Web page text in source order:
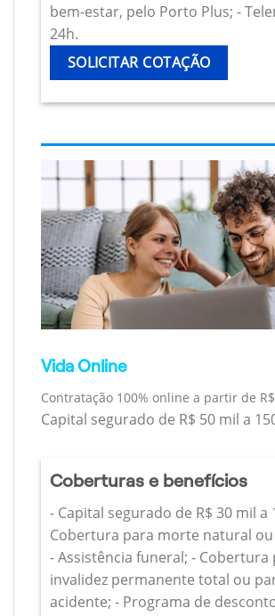
bem-estar, pelo Porto Plus; -
24h.
SOLICITAR COTAÇÃO
Vida Online
Contratação 100% online a partir de
Capital segurado de R$ 50 mil a
Coberturas e benefícios
- Capital segurado de R$ 30 mil a
Cobertura para morte natural
- Assistência funeral; - Cobertura
invalidez permanente total ou
acidente; - Programa de